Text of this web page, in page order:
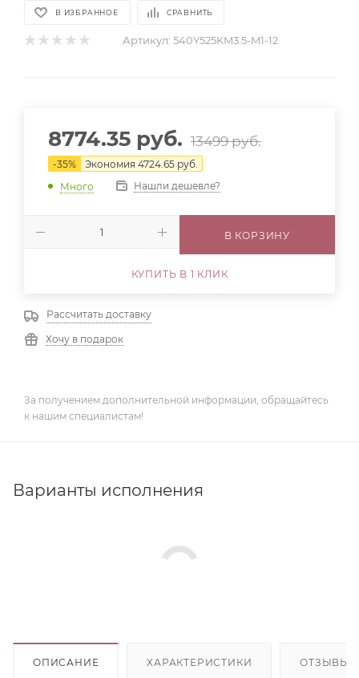
В ИЗБРАННОЕ СРАВНИТЬ
Артикул: 540Y525KM3.5-M1-12
8774.35 руб. 13499руб.
-35% Экономия 4724.65 руб.
Много
Нашли дешевле?
В КОРЗИНУ
КУПИТЬ В 1 КЛИК
Рассчитать доставку
Хочу в подарок
За получением дополнительной информации, обращайтесь
к нашим специалистам!
Варианты исполнения
ОПИСАНИЕ ХАРАКТЕРИСТИКИ ОТЗЫВЫ